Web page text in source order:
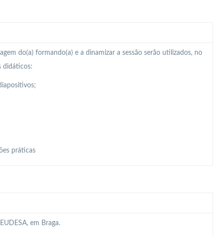
do(a) formando(a) e a dinamizar a sessão serão utilizados, no
didáticos:
práticas
em Braga.